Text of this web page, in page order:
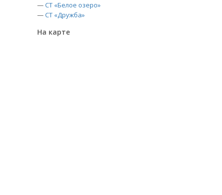
—СТ «Белое озеро»
—СТ «Дружба»
На карте